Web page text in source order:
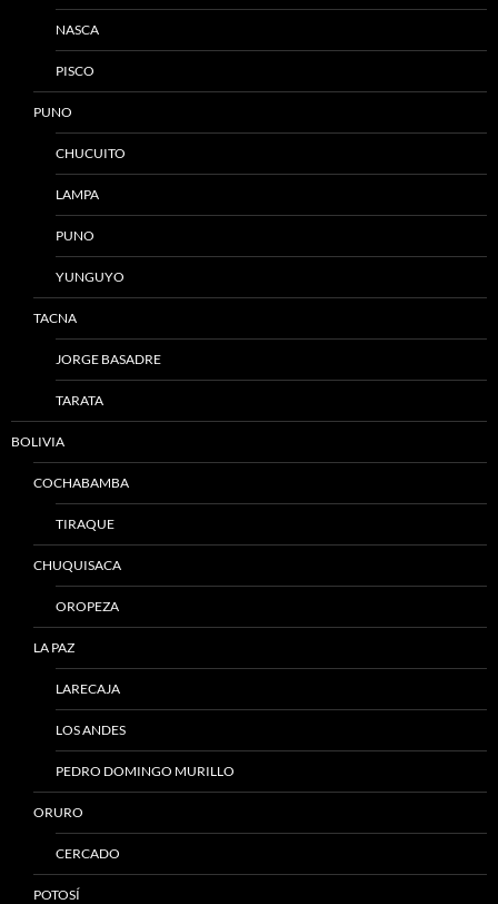
NASCA
PISCO
PUNO
CHUCUITO
LAMPA
PUNO
YUNGUYO
TACNA
JORGE BASADRE
TARATA
BOLIVIA
COCHABAMBA
TIRAQUE
CHUQUISACA
OROPEZA
LA PAZ
LARECAJA
LOS ANDES
PEDRO DOMINGO MURILLO
ORURO
CERCADO
POTOSÍ